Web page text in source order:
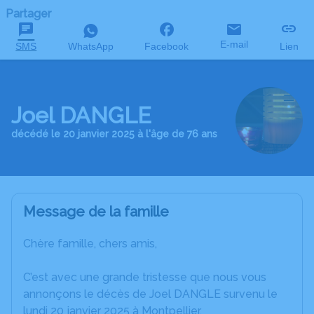
Partager
SMS WhatsApp Facebook E-mail Lien
Joel DANGLE
décédé le 20 janvier 2025 à l'âge de 76 ans
Message de la famille
Chère famille, chers amis,
C’est avec une grande tristesse que nous vous
annonçons le décès de Joel DANGLE survenu le
lundi 20 janvier 2025 à Montpellier.